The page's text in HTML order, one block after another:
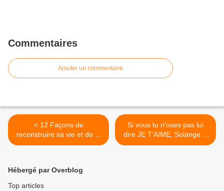
Commentaires
Ajouter un commentaire
< 12 Façons de
reconstruire sa vie et de la
rendre réellement
Si vous tu n'oses pas lui
dire JE T'AIME, Solange le
lui dira pour toi >
Hébergé par Overblog
Top articles